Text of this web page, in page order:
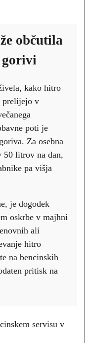
občutila
gorivi
kako hitro
prelijejo v
poti je
Za osebna
50 litrov na dan,
pa višja
je dogodek
oskrbe v majhni
ali
hitro
na bencinskih
pritisk na